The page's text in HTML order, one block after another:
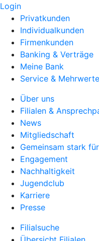
Login
Privatkunden
Individualkunden
Firmenkunden
Banking & Verträge
Meine Bank
Service & Mehrwerte
Über uns
Filialen &
News
Mitgliedschaft
Gemeinsam stark
Engagement
Nachhaltigkeit
Jugendclub
Karriere
Presse
Filialsuche